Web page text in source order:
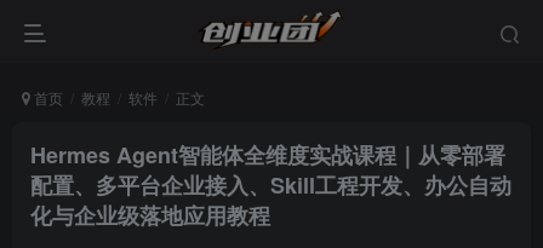
首页 教程 软件 正文
Hermes Agent智能体全维度实战课程｜从零部署
配置、多平台企业接入、Skill工程开发、办公自动
化与企业级落地应用教程